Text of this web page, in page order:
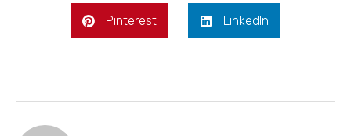
Pinterest LinkedIn